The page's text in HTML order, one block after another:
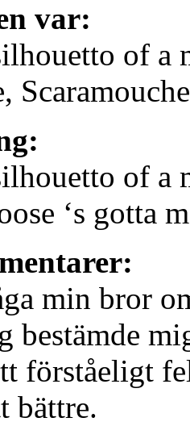
var:
of a
of a
‘s gotta
min bror
bestämde
förståeligt
bättre.